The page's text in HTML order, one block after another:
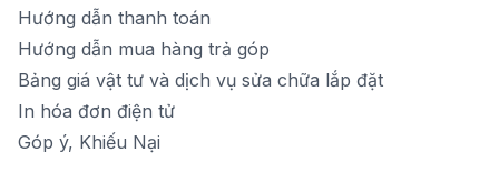
Hướng dẫn thanh toán
Hướng dẫn mua hàng trả góp
Bảng giá vật tư và dịch vụ sửa chữa lắp đặt
In hóa đơn điện tử
Góp ý, Khiếu Nại